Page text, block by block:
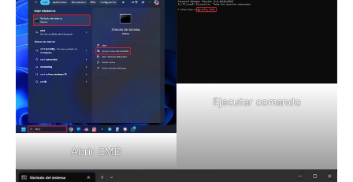
Abrir CMD
Ejecutar comando